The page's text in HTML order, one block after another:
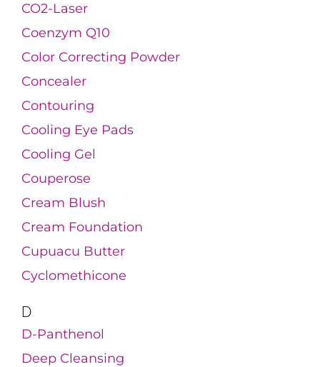
CO2-Laser
Coenzym Q10
Color Correcting Powder
Concealer
Contouring
Cooling Eye Pads
Cooling Gel
Couperose
Cream Blush
Cream Foundation
Cupuacu Butter
Cyclomethicone
D
D-Panthenol
Deep Cleansing